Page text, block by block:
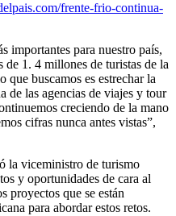
frente-frio-continua-
importantes para nuestro país,
de 1. 4 millones de turistas de la
buscamos es estrechar la
de las agencias de viajes y tour
creciendo de la mano
cifras nunca antes vistas”,
la viceministro de turismo
y oportunidades de cara al
proyectos que se están
para abordar estos retos.